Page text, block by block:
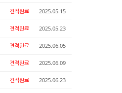
견적완료 2025.05.15
견적완료 2025.05.23
견적완료 2025.06.05
견적완료 2025.06.09
견적완료 2025.06.23